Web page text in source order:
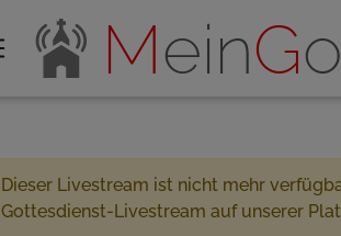
MeinG
Dieser Livestream ist nicht mehr
Gottesdienst-Livestream auf unserer